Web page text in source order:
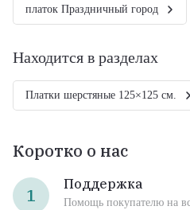
платок Праздничный город
Находится в разделах
Платки шерстяные 125×125 см.
Коротко о нас
1
Поддержка
Помощь покупателю на